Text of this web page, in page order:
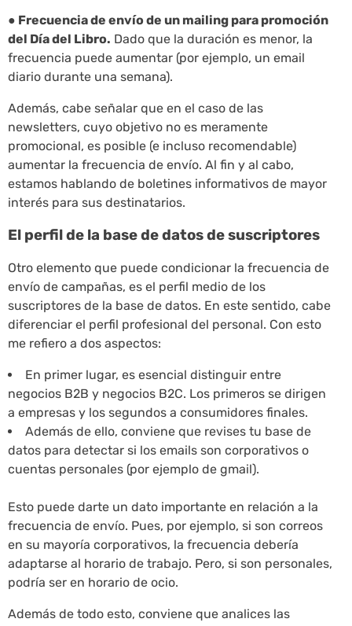
● Frecuencia de envío de un mailing para promoción
del Día del Libro. Dado que la duración es menor, la
frecuencia puede aumentar (por ejemplo, un email
diario durante una semana).
Además, cabe señalar que en el caso de las
newsletters, cuyo objetivo no es meramente
promocional, es posible (e incluso recomendable)
aumentar la frecuencia de envío. Al fin y al cabo,
estamos hablando de boletines informativos de mayor
interés para sus destinatarios.
El perfil de la base de datos de suscriptores
Otro elemento que puede condicionar la frecuencia de
envío de campañas, es el perfil medio de los
suscriptores de la base de datos. En este sentido, cabe
diferenciar el perfil profesional del personal. Con esto
me refiero a dos aspectos:
En primer lugar, es esencial distinguir entre
negocios B2B y negocios B2C. Los primeros se dirigen
a empresas y los segundos a consumidores finales.
Además de ello, conviene que revises tu base de
datos para detectar si los emails son corporativos o
cuentas personales (por ejemplo de gmail).
Esto puede darte un dato importante en relación a la
frecuencia de envío. Pues, por ejemplo, si son correos
en su mayoría corporativos, la frecuencia debería
adaptarse al horario de trabajo. Pero, si son personales,
podría ser en horario de ocio.
Además de todo esto, conviene que analices las